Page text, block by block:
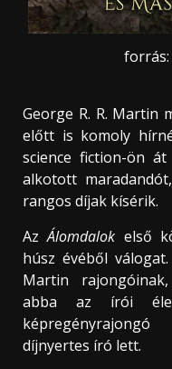
forrás:
George R. R. Martin
előtt is komoly
science fiction-ön
alkotott
rangos díjak kísérik.
AzÁlomdalok első
húsz évéből
Martin
abba az írói
díjnyertes író lett.